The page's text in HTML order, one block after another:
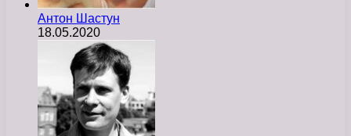
Антон Шастун
18.05.2020